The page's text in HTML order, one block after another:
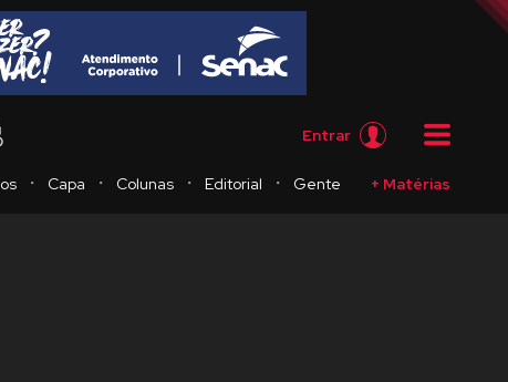
Entrar
・ Capa ・ Colunas ・ Editorial ・ Gente + Matérias